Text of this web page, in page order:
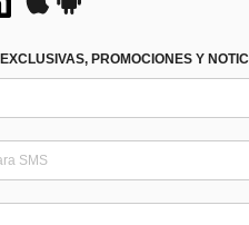
PROMOCIONES Y